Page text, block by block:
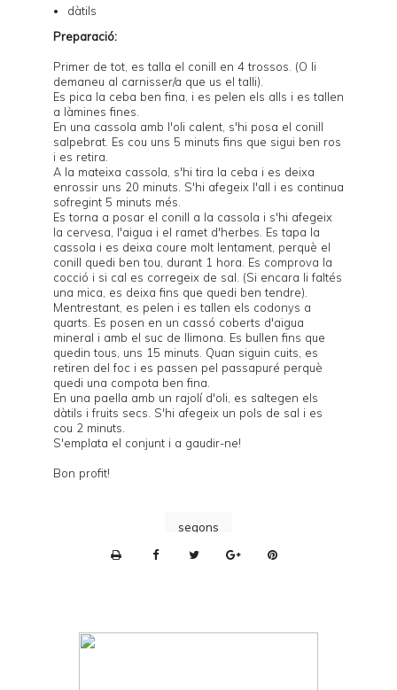
dàtils
Preparació:
Primer de tot, es talla el conill en 4 trossos. (O li
demaneu al carnisser/a que us el talli).
Es pica la ceba ben fina, i es pelen els alls i es tallen
a làmines fines.
En una cassola amb l'oli calent, s'hi posa el conill
salpebrat. Es cou uns 5 minuts fins que sigui ben ros
i es retira.
A la mateixa cassola, s'hi tira la ceba i es deixa
enrossir uns 20 minuts. S'hi afegeix l'all i es continua
sofregint 5 minuts més.
Es torna a posar el conill a la cassola i s'hi afegeix
la cervesa, l'aigua i el ramet d'herbes. Es tapa la
cassola i es deixa coure molt lentament, perquè el
conill quedi ben tou, durant 1 hora. Es comprova la
cocció i si cal es corregeix de sal. (Si encara li faltés
una mica, es deixa fins que quedi ben tendre).
Mentrestant, es pelen i es tallen els codonys a
quarts. Es posen en un cassó coberts d'aigua
mineral i amb el suc de llimona. Es bullen fins que
quedin tous, uns 15 minuts. Quan siguin cuits, es
retiren del foc i es passen pel passapuré perquè
quedi una compota ben fina.
En una paella amb un rajolí d'oli, es saltegen els
dàtils i fruits secs. S'hi afegeix un pols de sal i es
cou 2 minuts.
S'emplata el conjunt i a gaudir-ne!
Bon profit!
segons
n